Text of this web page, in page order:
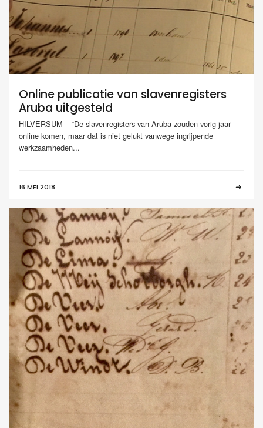
Online publicatie van slavenregisters
Aruba uitgesteld
HILVERSUM – “De slavenregisters van Aruba zouden vorig jaar
online komen, maar dat is niet gelukt vanwege ingrijpende
werkzaamheden...
16 MEI 2018